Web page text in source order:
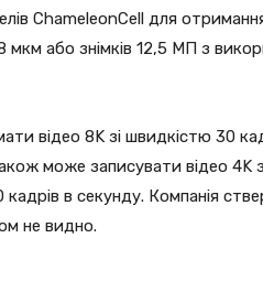
ChameleonCell для
мкм або знімків 12,5 МП з
відео 8K зі швидкістю 30
може записувати відео 4K
кадрів в секунду. Компанія
не видно.